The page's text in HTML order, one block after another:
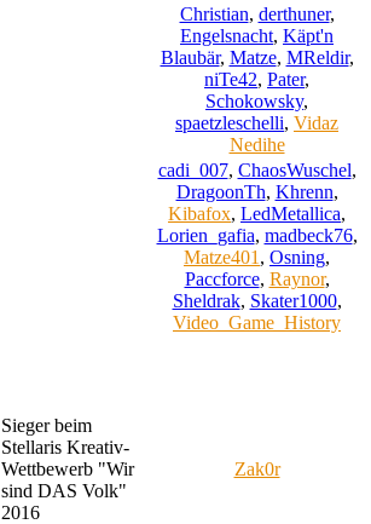
Christian, derthuner,
Engelsnacht, Käpt'n
Blaubär, Matze, MReldir,
niTe42, Pater,
Schokowsky,
spaetzleschelli, Vidaz
Nedihe
cadi_007, ChaosWuschel,
DragoonTh, Khrenn,
Kibafox, LedMetallica,
Lorien_gafia, madbeck76,
Matze401 , Osning,
Paccforce, Raynor,
Sheldrak, Skater1000,
Video_Game_History
Sieger beim
Stellaris Kreativ-
Wettbewerb "Wir
sind DAS Volk"
2016
Zak0r